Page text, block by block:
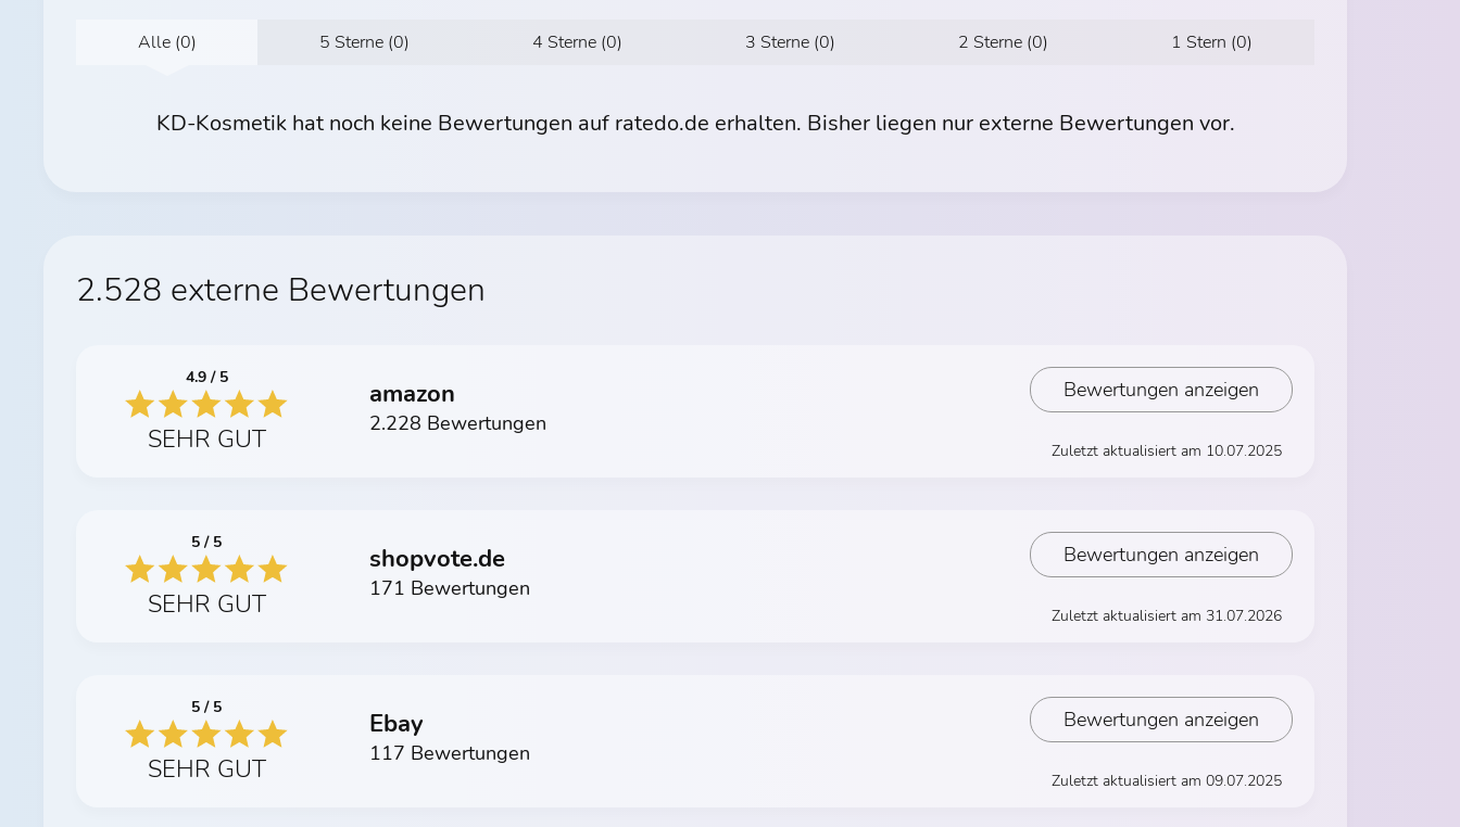
Alle (0) 5 Sterne (0) 4 Sterne (0) 3 Sterne (0) 2 Sterne (0) 1 Stern (0)
KD-Kosmetik hat noch keine Bewertungen auf ratedo.de erhalten. Bisher liegen nur externe Bewertungen vor.
2.528 externe Bewertungen
4.9 / 5
SEHR GUT
amazon
2.228 Bewertungen
Bewertungen anzeigen
Zuletzt aktualisiert am 10.07.2025
5 / 5
SEHR GUT
shopvote.de
171 Bewertungen
Bewertungen anzeigen
Zuletzt aktualisiert am 31.07.2026
5 / 5
SEHR GUT
Ebay
117 Bewertungen
Bewertungen anzeigen
Zuletzt aktualisiert am 09.07.2025